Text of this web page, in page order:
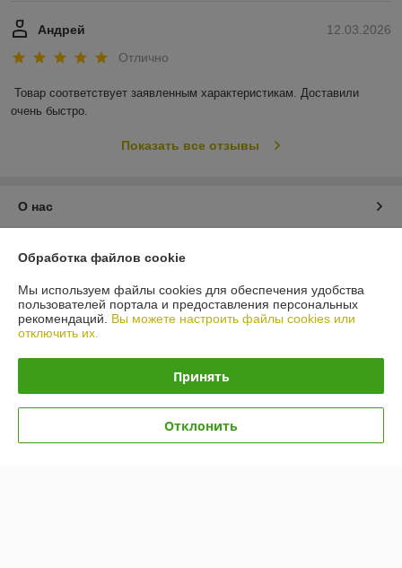
12.03.2026
Андрей
Отлично
Товар соответствует заявленным характеристикам. Доставили
очень быстро.
Показать все отзывы
О нас
Доставка и оплата
График работы
Обработка файлов cookie
Мы используем файлы cookies для обеспечения удобства
пользователей портала и предоставления персональных
рекомендаций. Вы можете настроить файлы cookies или
отключить их.
Принять
Отклонить